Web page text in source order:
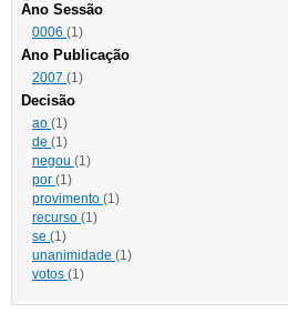
Ano Sessão
0006 (1)
Ano Publicação
2007 (1)
Decisão
ao (1)
de (1)
negou (1)
por (1)
provimento (1)
recurso (1)
se (1)
unanimidade (1)
votos (1)